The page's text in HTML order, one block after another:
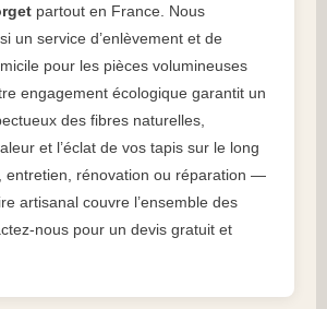
partout en France. Nous
un service d’enlèvement et de
pour les pièces volumineuses
engagement écologique garantit un
des fibres naturelles,
et l’éclat de vos tapis sur le long
entretien, rénovation ou réparation —
artisanal couvre l’ensemble des
nous pour un devis gratuit et